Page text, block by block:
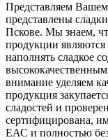
Представляем
представлены
Пскове. Мы знаем,
продукции являются
наполнять сладкое
внимание уделяем
продукция
сладостей и
сертифицирована,
ЕАС и полностью